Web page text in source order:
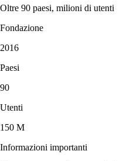
Oltre 90 paesi, milioni di utenti
Fondazione
2016
Paesi
90
Utenti
150 M
Informazioni importanti